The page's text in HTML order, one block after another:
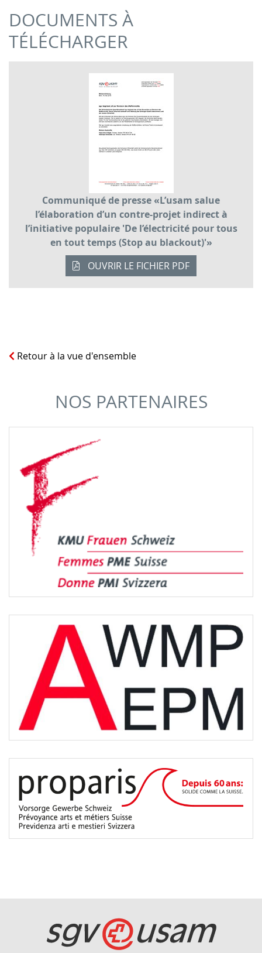
DOCUMENTS À
TÉLÉCHARGER
Communiqué de presse «L’usam salue
l’élaboration d’un contre-projet indirect à
l’initiative populaire 'De l’électricité pour tous
en tout temps (Stop au blackout)'»
OUVRIR LE FICHIER PDF
Retour à la vue d'ensemble
NOS PARTENAIRES